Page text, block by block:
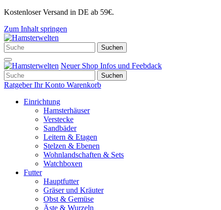
Kostenloser Versand in DE ab 59€.
Zum Inhalt springen
Hauptnavigation
Suchen
nach:
Suchen
Neuer Shop Infos und Feebdack
Suchen
nach:
Suchen
Ratgeber Ihr Konto Warenkorb
Einrichtung
Hamsterhäuser
Verstecke
Sandbäder
Leitern & Etagen
Stelzen & Ebenen
Wohnlandschaften & Sets
Watchboxen
Futter
Hauptfutter
Gräser und Kräuter
Obst & Gemüse
Äste & Wurzeln